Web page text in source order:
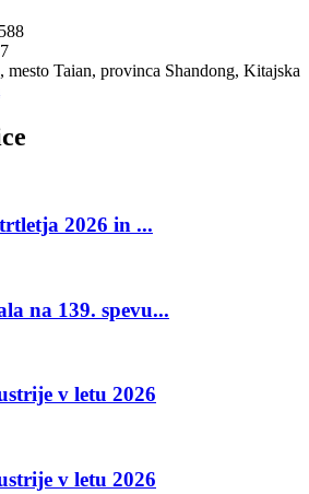
Taian, provinca Shandong, Kitajska
2026 in ...
na 139. spevu...
v letu 2026
v letu 2026